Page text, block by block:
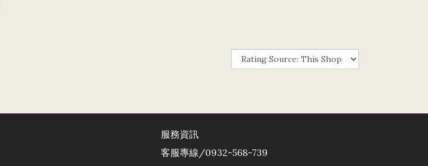
服務資訊
客服專線/0932-568-739